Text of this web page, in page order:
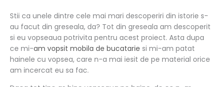
Stii ca unele dintre cele mai mari descoperiri din istorie s-
au facut din greseala, da? Tot din greseala am descoperit
si eu vopseaua potrivita pentru acest proiect. Asta dupa
ce mi-am vopsit mobila de bucatarie si mi-am patat
hainele cu vopsea, care n-a mai iesit de pe material orice
am incercat eu sa fac.